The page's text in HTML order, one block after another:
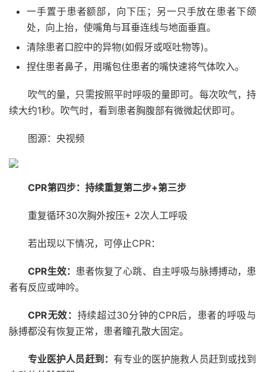
一手置于患者额部，向下压；另一只手放在患者下颌
处，向上抬，使嘴角与耳垂连线与地面垂直。
清除患者口腔中的异物(如假牙或呕吐物等)。
捏住患者鼻子，用嘴包住患者的嘴快速将气体吹入。
吹气的量，只需按照平时呼吸的量即可。每次吹气，持
续大约1秒。吹气时，看到患者胸腹部有微微起伏即可。
图源：央视频
CPR第四步：持续重复第二步+第三步
重复循环30次胸外按压+ 2次人工呼吸
若出现以下情况，可停止CPR：
CPR生效： 患者恢复了心跳、自主呼吸与脉搏搏动，患
者有反应或呻吟。
CPR无效： 持续超过30分钟的CPR后，患者的呼吸与
脉搏都没有恢复正常，患者瞳孔散大固定。
专业医护人员赶到： 有专业的医护施救人员赶到或找到